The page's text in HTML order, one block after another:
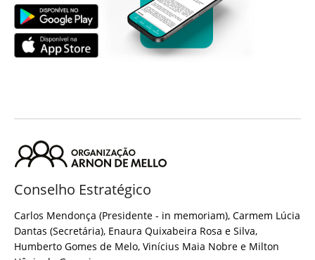
Conselho Estratégico
Carlos Mendonça (Presidente - in memoriam), Carmem Lúcia
Dantas (Secretária), Enaura Quixabeira Rosa e Silva,
Humberto Gomes de Melo, Vinícius Maia Nobre e Milton